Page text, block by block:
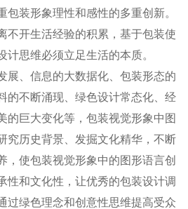
包装形象理性和感性的多重创新。
不开生活经验的积累，基于包装使
计思维必须立足生活的本质。
展、信息的大数据化、包装形态的
的不断涌现、绿色设计常态化、经
的巨大变化等，包装视觉形象中图
究历史背景、发掘文化精华，不断
，使包装视觉形象中的图形语言创
性和文化性，让优秀的包装设计调
过绿色理念和创意性思维提高受众